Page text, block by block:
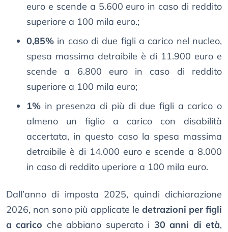
euro e scende a 5.600 euro in caso di reddito
superiore a 100 mila euro.;
0,85% in caso di due figli a carico nel nucleo,
spesa massima detraibile è di 11.900 euro e
scende a 6.800 euro in caso di reddito
superiore a 100 mila euro;
1% in presenza di più di due figli a carico o
almeno un figlio a carico con disabilità
accertata, in questo caso la spesa massima
detraibile è di 14.000 euro e scende a 8.000
in caso di reddito uperiore a 100 mila euro.
Dall’anno di imposta 2025, quindi dichiarazione
2026, non sono più applicate le detrazioni per figli
a carico che abbiano superato i 30 anni di età,